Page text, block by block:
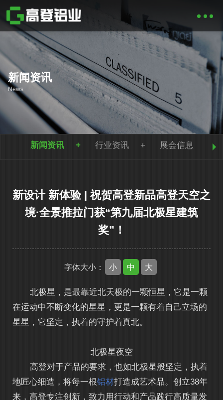
新闻资讯
News
新闻资讯 行业资讯 展会信息
新设计 新体验 | 祝贺高登新品高登天空之
境·全景推拉门获“第九届北极星建筑
奖”！
字体大小： 小 中 大
北极星，是最靠近北天极的一颗恒星，它是一颗
在运动中不断变化的星星，更是一颗有着自己立场的
星星，它坚定，执着的守护着真北。
北极星夜空
高登对于产品的要求，也如北极星般坚定，执着
地匠心细造，将每一根铝材打造成艺术品。创立38年
来，高登专注创新，致力用行动和产品践行高质量发